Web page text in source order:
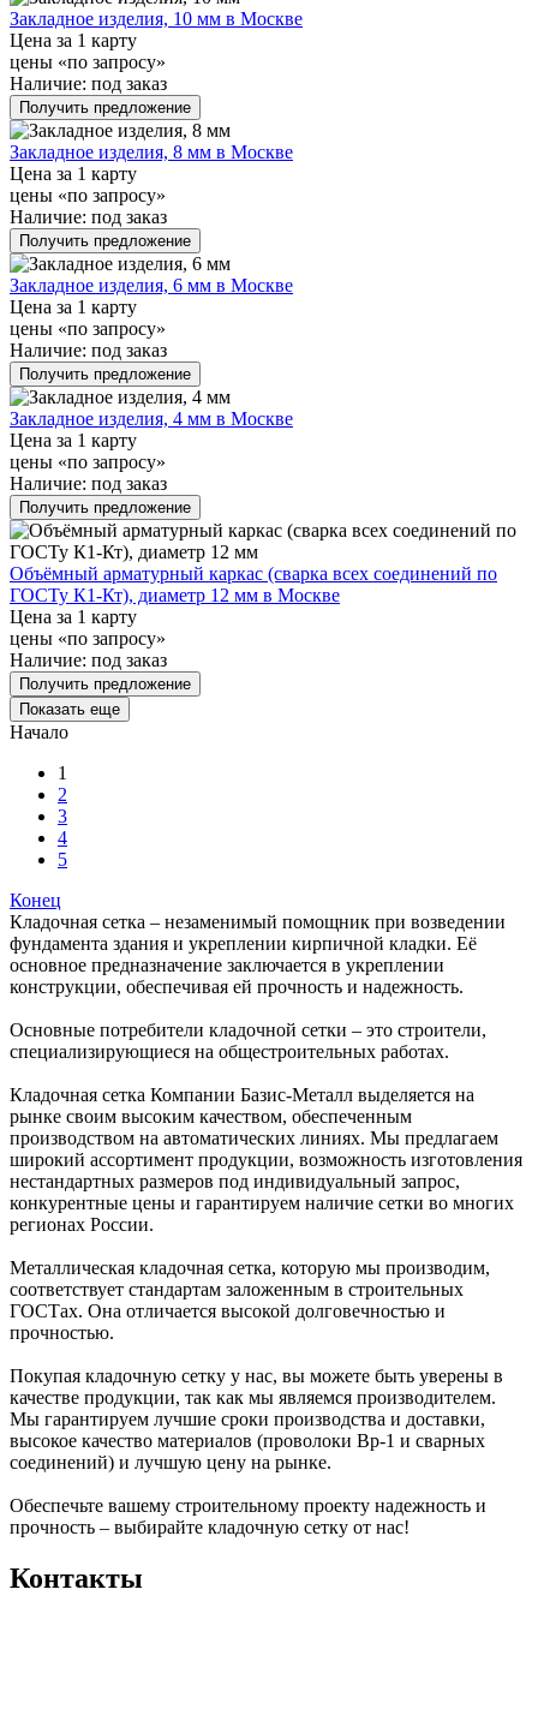
Закладное изделия, 10 мм в Москве
Цена за 1 карту
цены «по запросу»
Наличие: под заказ
Получить предложение
Закладное изделия, 8 мм в Москве
Цена за 1 карту
цены «по запросу»
Наличие: под заказ
Получить предложение
Закладное изделия, 6 мм в Москве
Цена за 1 карту
цены «по запросу»
Наличие: под заказ
Получить предложение
Закладное изделия, 4 мм в Москве
Цена за 1 карту
цены «по запросу»
Наличие: под заказ
Получить предложение
Объёмный арматурный каркас (сварка всех соединений по
ГОСТу К1-Кт), диаметр 12 мм в Москве
Цена за 1 карту
цены «по запросу»
Наличие: под заказ
Получить предложение
Показать еще
Начало
1
2
3
4
5
Конец
Кладочная сетка – незаменимый помощник при возведении
фундамента здания и укреплении кирпичной кладки. Её
основное предназначение заключается в укреплении
конструкции, обеспечивая ей прочность и надежность.
Основные потребители кладочной сетки – это строители,
специализирующиеся на общестроительных работах.
Кладочная сетка Компании Базис-Металл выделяется на
рынке своим высоким качеством, обеспеченным
производством на автоматических линиях. Мы предлагаем
широкий ассортимент продукции, возможность изготовления
нестандартных размеров под индивидуальный запрос,
конкурентные цены и гарантируем наличие сетки во многих
регионах России.
Металлическая кладочная сетка, которую мы производим,
соответствует стандартам заложенным в строительных
ГОСТах. Она отличается высокой долговечностью и
прочностью.
Покупая кладочную сетку у нас, вы можете быть уверены в
качестве продукции, так как мы являемся производителем.
Мы гарантируем лучшие сроки производства и доставки,
высокое качество материалов (проволоки Вр-1 и сварных
соединений) и лучшую цену на рынке.
Обеспечьте вашему строительному проекту надежность и
прочность – выбирайте кладочную сетку от нас!
Контакты